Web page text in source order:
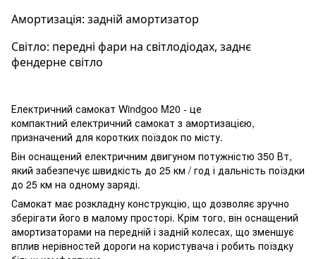
Амортизація: задній амортизатор
Світло: передні фари на світлодіодах, заднє
фендерне світло
Електричний самокат Windgoo M20 - це
компактний електричний самокат з амортизацією,
призначений для коротких поїздок по місту.
Він оснащений електричним двигуном потужністю 350 Вт,
який забезпечує швидкість до 25 км / год і дальність поїздки
до 25 км на одному заряді.
Самокат має розкладну конструкцію, що дозволяє зручно
зберігати його в малому просторі. Крім того, він оснащений
амортизаторами на передній і задній колесах, що зменшує
вплив нерівностей дороги на користувача і робить поїздку